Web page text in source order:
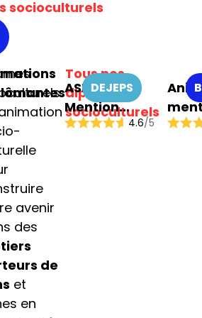
pour tous
socioculturels
avenir
des
de
et
en
Tous nos
diplômes
socioculturels
DEJEPS
ASEC
Mention
Coordination
4.6/5